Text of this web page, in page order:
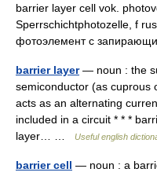
barrier layer cell vok.
Sperrschichtphotozelle, f
фотоэлемент с
barrier layer— noun : the
semiconductor (as cuprous
acts as an alternating
included in a circuit * * *
layer… …
Useful english
barrier cell — noun : a